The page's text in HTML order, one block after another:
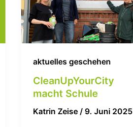
aktuelles geschehen
CleanUpYourCity
macht Schule
Katrin Zeise / 9. Juni 2025